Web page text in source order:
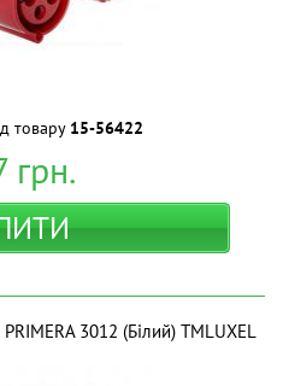
товару 15-56422
грн.
3012 (Білий) ТМLUXEL